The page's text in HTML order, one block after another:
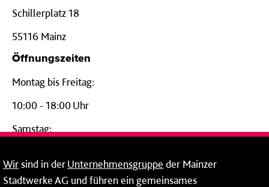
Schillerplatz 18
55116 Mainz
Öffnungszeiten
Montag bis Freitag:
10:00 - 18:00 Uhr
Samstag:
24-Stunden-Telefon*
Wirsind in derUnternehmensgruppe der Mainzer
Stadtwerke AG und führen ein gemeinsames